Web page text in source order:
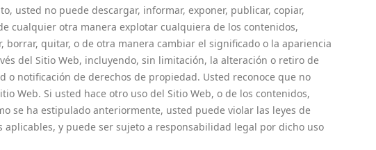
usted no puede descargar, informar, exponer, publicar, copiar,
cualquier otra manera explotar cualquiera de los contenidos,
quitar, o de otra manera cambiar el significado o la apariencia
del Sitio Web, incluyendo, sin limitación, la alteración o retiro de
notificación de derechos de propiedad. Usted reconoce que no
Web. Si usted hace otro uso del Sitio Web, o de los contenidos,
se ha estipulado anteriormente, usted puede violar las leyes de
aplicables, y puede ser sujeto a responsabilidad legal por dicho uso